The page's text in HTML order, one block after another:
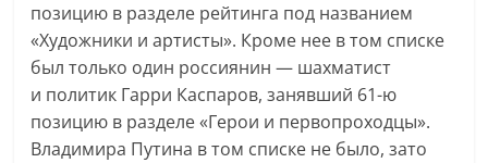
позицию в разделе рейтинга под названием
«Художники и артисты». Кроме нее в том списке
был только один россиянин — шахматист
и политик Гарри Каспаров, занявший 61-ю
позицию в разделе «Герои и первопроходцы».
Владимира Путина в том списке не было, зато